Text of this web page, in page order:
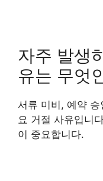
자주 발생
유는 무엇
서류 미비, 예약
요 거절 사유입니
이 중요합니다.